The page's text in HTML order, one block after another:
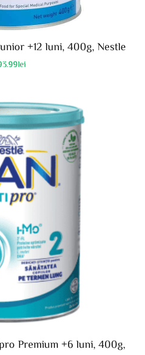
+12 luni, 400g, Nestle
lei
Premium +6 luni, 400g,